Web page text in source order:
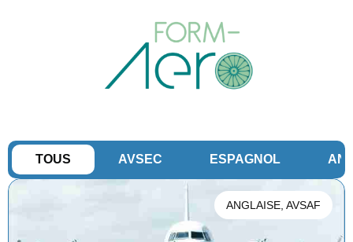
AVSEC ESPAGNOL
TOUS
ANGLAISE AVSAF